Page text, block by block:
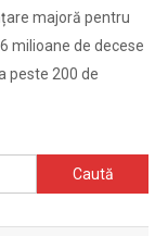
majoră pentru
milioane de decese
peste 200 de
Caută
după: